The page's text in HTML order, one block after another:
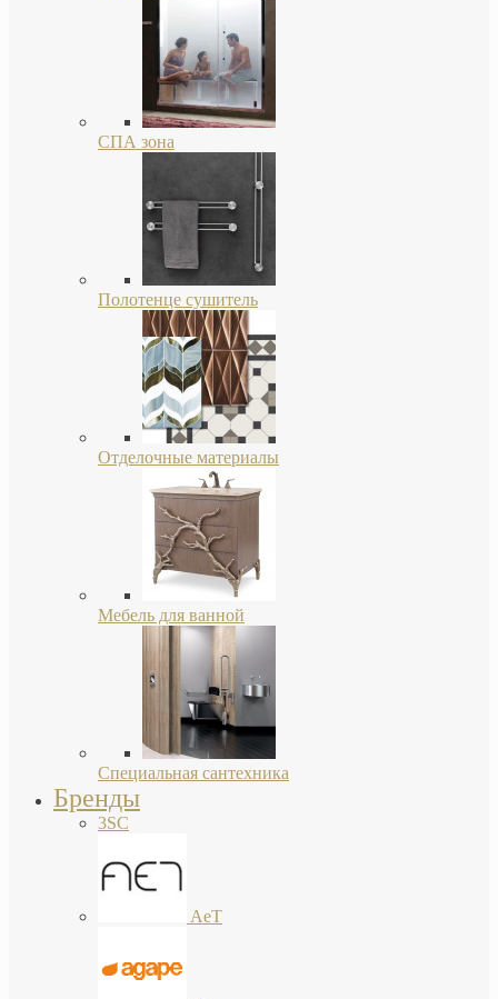
СПА зона
Полотенце сушитель
Отделочные материалы
Мебель для ванной
Специальная сантехника
Бренды
3SC
AeT